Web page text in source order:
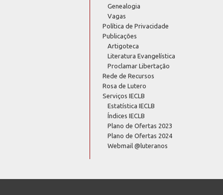
Genealogia
Vagas
Política de Privacidade
Publicações
Artigoteca
Literatura Evangelística
Proclamar Libertação
Rede de Recursos
Rosa de Lutero
Serviços IECLB
Estatística IECLB
Índices IECLB
Plano de Ofertas 2023
Plano de Ofertas 2024
Webmail @luteranos